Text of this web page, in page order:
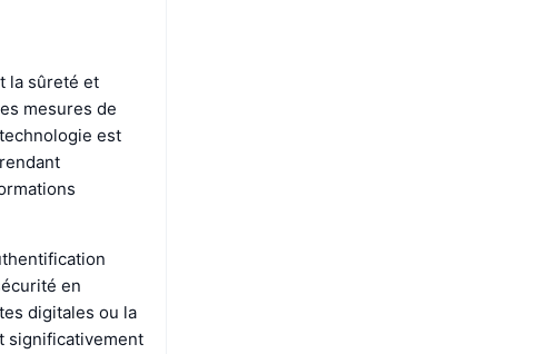
la sûreté et
mesures de
est
en
digitales ou la
significativement